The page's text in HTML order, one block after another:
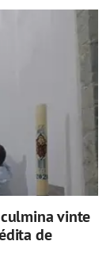
vinte
de